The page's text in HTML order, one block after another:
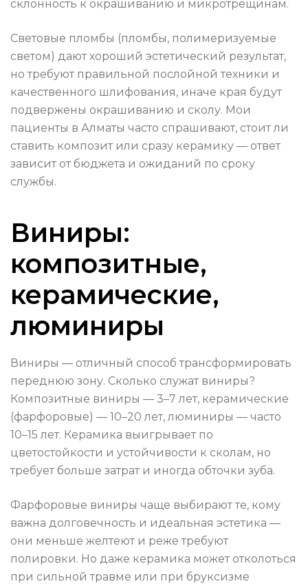
склонность к окрашиванию и микротрещинам.
Световые пломбы (пломбы, полимеризуемые
светом) дают хороший эстетический результат,
но требуют правильной послойной техники и
качественного шлифования, иначе края будут
подвержены окрашиванию и сколу. Мои
пациенты в Алматы часто спрашивают, стоит ли
ставить композит или сразу керамику — ответ
зависит от бюджета и ожиданий по сроку
службы.
Виниры:
композитные,
керамические,
люминиры
Виниры — отличный способ трансформировать
переднюю зону. Сколько служат виниры?
Композитные виниры — 3–7 лет, керамические
(фарфоровые) — 10–20 лет, люминиры — часто
10–15 лет. Керамика выигрывает по
цветостойкости и устойчивости к сколам, но
требует больше затрат и иногда обточки зуба.
Фарфоровые виниры чаще выбирают те, кому
важна долговечность и идеальная эстетика —
они меньше желтеют и реже требуют
полировки. Но даже керамика может отколоться
при сильной травме или при бруксизме